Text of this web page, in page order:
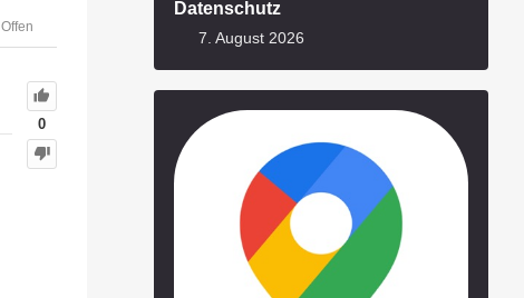
Offen
0
Datenschutz
7. August 2026